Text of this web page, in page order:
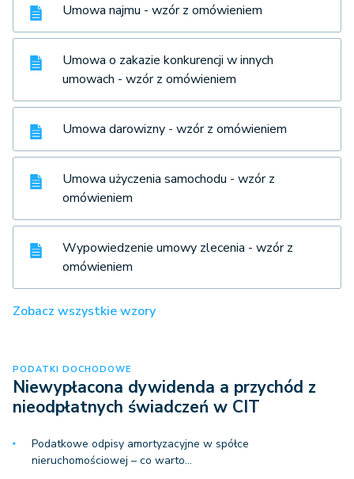
Umowa najmu - wzór z omówieniem
Umowa o zakazie konkurencji w innych
umowach - wzór z omówieniem
Umowa darowizny - wzór z omówieniem
Umowa użyczenia samochodu - wzór z
omówieniem
Wypowiedzenie umowy zlecenia - wzór z
omówieniem
Zobacz wszystkie wzory
PODATKI DOCHODOWE
Niewypłacona dywidenda a przychód z
nieodpłatnych świadczeń w CIT
Podatkowe odpisy amortyzacyjne w spółce
nieruchomościowej – co warto…